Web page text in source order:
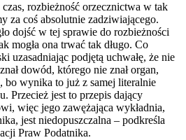
rozbieżność orzecznictwa w tak
za coś absolutnie zadziwiającego.
dojść w tej sprawie do rozbieżności
mogła ona trwać tak długo. Co
uzasadniając podjętą uchwałę, że nie
dowód, którego nie znał organ,
bo wynika to już z samej literalnie
Przecież jest to przepis dający
więc jego zawężająca wykładnia,
jest niedopuszczalna – podkreśla
Praw Podatnika.